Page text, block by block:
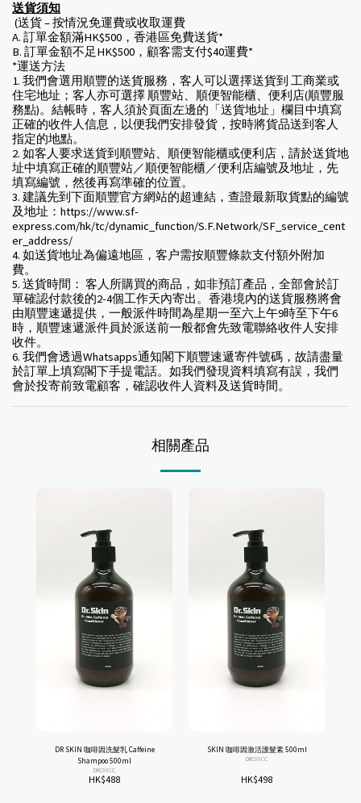
送貨須知
(送貨 – 按情況免運費或收取運費
A. 訂單金額滿HK$500，香港區免費送貨*
B. 訂單金額不足HK$500，顧客需支付$40運費*
*運送方法
1. 我們會選用順豐的送貨服務，客人可以選擇送貨到 工商業或
住宅地址；客人亦可選擇 順豐站、順便智能櫃、便利店(順豐服
務點)。結帳時，客人須於頁面左邊的「送貨地址」欄目中填寫
正確的收件人信息，以便我們安排發貨，按時將貨品送到客人
指定的地點。
2. 如客人要求送貨到順豐站、順便智能櫃或便利店，請於送貨地
址中填寫正確的順豐站／順便智能櫃／便利店編號及地址，先
填寫編號，然後再寫準確的位置。
3. 建議先到下面順豐官方網站的超連結，查證最新取貨點的編號
及地址：https://www.sf-
express.com/hk/tc/dynamic_function/S.F.Network/SF_service_cent
er_address/
4. 如送貨地址為偏遠地區，客户需按順豐條款支付額外附加
費。
5. 送貨時間： 客人所購買的商品，如非預訂產品，全部會於訂
單確認付款後的2-4個工作天內寄出。香港境內的送貨服務將會
由順豐速遞提供，一般派件時間為星期一至六上午9時至下午6
時，順豐速遞派件員於派送前一般都會先致電聯絡收件人安排
收件。
6. 我們會透過Whatsapps通知閣下順豐速遞寄件號碼，故請盡量
於訂單上填寫閣下手提電話。如我們發現資料填寫有誤，我們
會於投寄前致電顧客，確認收件人資料及送貨時間。
相關產品
DR SKIN 咖啡因洗髮乳 Caffeine
Shampoo 500ml
DRC00CC
HK$488
SKIN 咖啡因激活護髮素 500ml
DRC00CC
HK$498